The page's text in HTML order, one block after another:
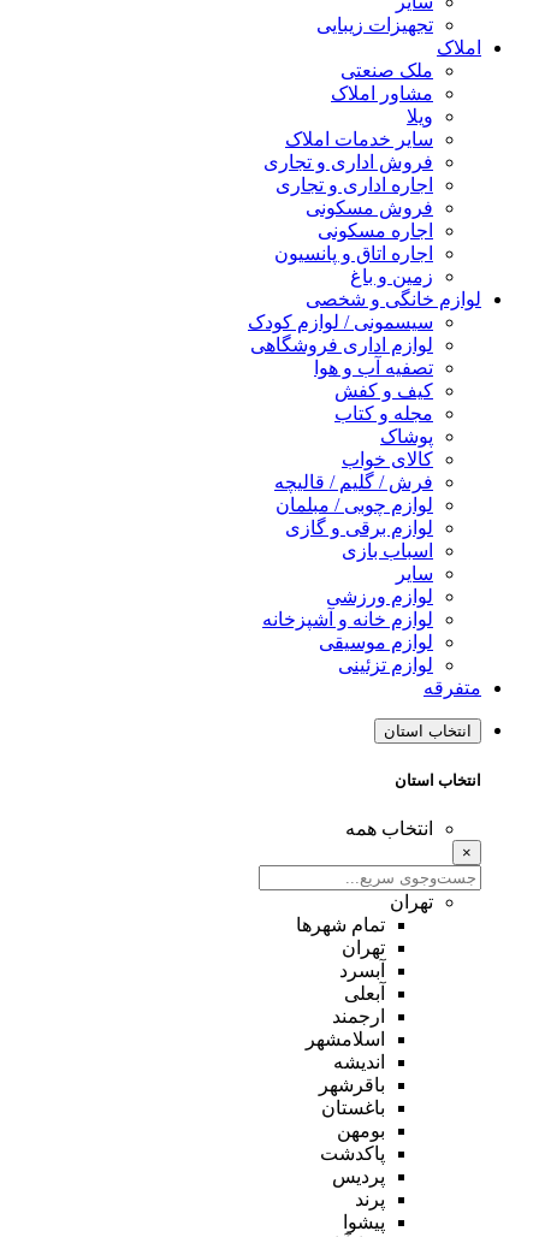
تجهیزات زیبایی
املاک
ملک صنعتی
مشاور املاک
ویلا
سایر خدمات املاک
فروش اداری و تجاری
اجاره اداری و تجاری
فروش مسکونی
اجاره مسکونی
اجاره اتاق و پانسیون
زمین و باغ
لوازم خانگی و شخصی
سیسمونی / لوازم کودک
لوازم اداری فروشگاهی
تصفیه آب و هوا
کیف و کفش
مجله و کتاب
پوشاک
کالای خواب
فرش / گلیم / قالیچه
لوازم چوبی / مبلمان
لوازم برقی و گازی
اسباب بازی
سایر
لوازم ورزشی
لوازم خانه و آشپزخانه
لوازم موسیقی
لوازم تزئینی
متفرقه
انتخاب استان
انتخاب استان
انتخاب همه
×
تهران
تمام شهر‌ها
تهران
آبسرد
آبعلی
ارجمند
اسلامشهر
اندیشه
باقرشهر
باغستان
بومهن
پاکدشت
پردیس
پرند
پیشوا